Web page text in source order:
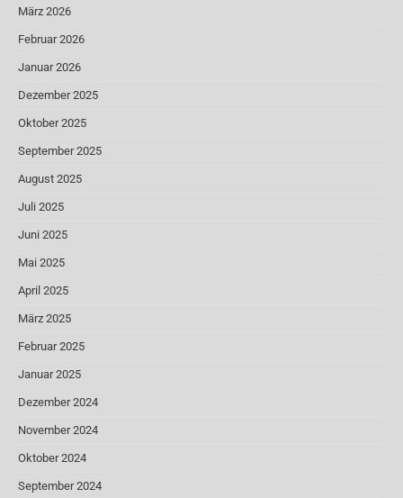
März 2026
Februar 2026
Januar 2026
Dezember 2025
Oktober 2025
September 2025
August 2025
Juli 2025
Juni 2025
Mai 2025
April 2025
März 2025
Februar 2025
Januar 2025
Dezember 2024
November 2024
Oktober 2024
September 2024